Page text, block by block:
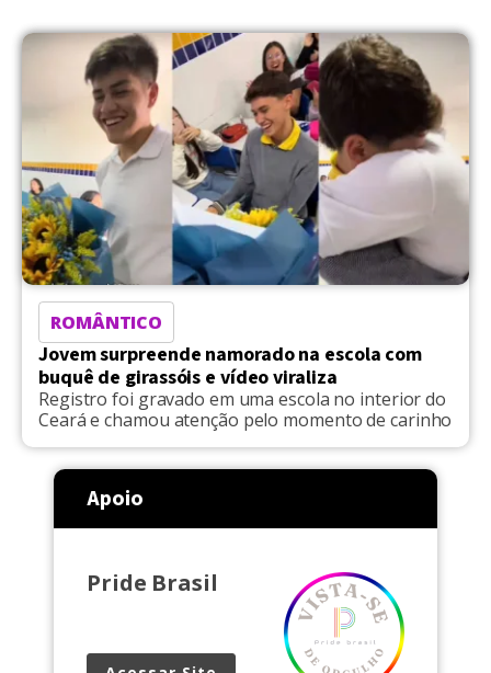
ROMÂNTICO
Jovem surpreende namorado na escola com
buquê de girassóis e vídeo viraliza
Registro foi gravado em uma escola no interior do
Ceará e chamou atenção pelo momento de carinho
Apoio
Pride Brasil